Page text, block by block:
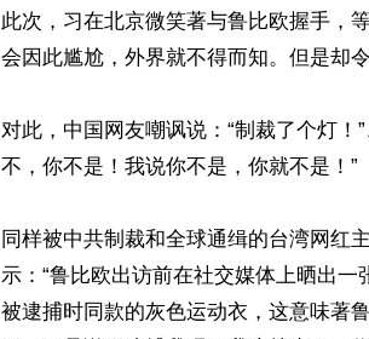
此次，习在北京微笑著与鲁比欧握手，
会因此尴尬，外界就不得而知。但是却
对此，中国网友嘲讽说：“制裁了个灯！
不，你不是！我说你不是，你就不是！”
同样被中共制裁和全球通缉的台湾网红
示：“鲁比欧出访前在社交媒体上晒出一
被逮捕时同款的灰色运动衣，这意味著